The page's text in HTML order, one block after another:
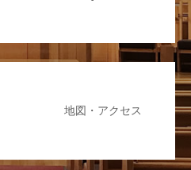
地図・アクセス